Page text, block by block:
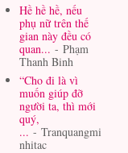
Hề hề hề, nếu
phụ nữ trên thế
gian này đều có
quan... - Phạm
Thanh Binh
“Cho đi là vì
muốn giúp đỡ
người ta, thì mới
quý,
... - Tranquangmi
nhitac